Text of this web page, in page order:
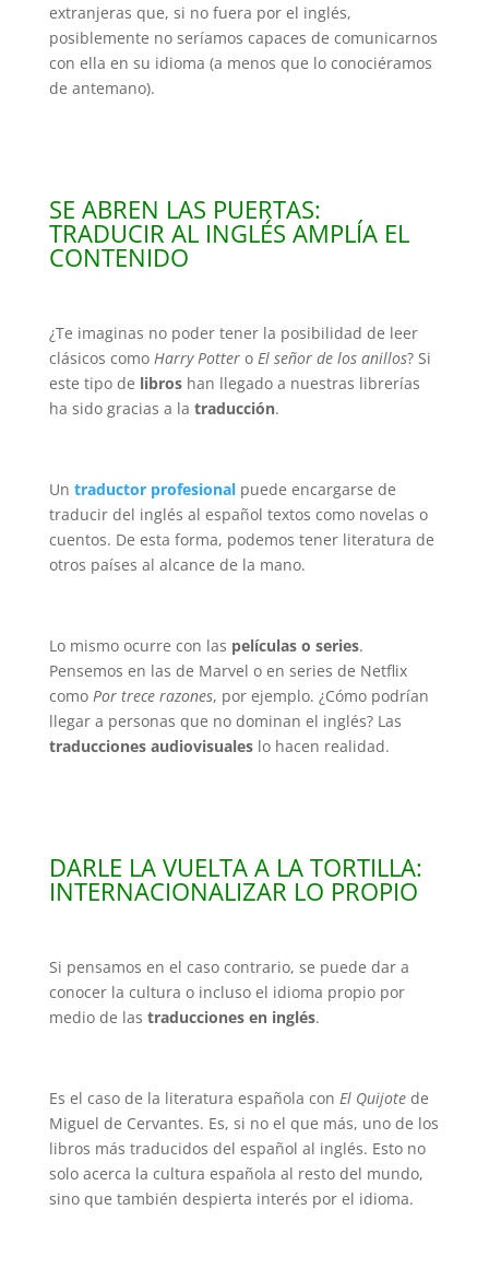
extranjeras que, si no fuera por el inglés,
posiblemente no seríamos capaces de comunicarnos
con ella en su idioma (a menos que lo conociéramos
de antemano).
SE ABREN LAS PUERTAS:
TRADUCIR AL INGLÉS AMPLÍA EL
CONTENIDO
¿Te imaginas no poder tener la posibilidad de leer
clásicos como Harry Pottero El señor de los anillos? Si
este tipo de libroshan llegado a nuestras librerías
ha sido gracias a la traducción.
Un traductor profesional puede encargarse de
traducir del inglés al español textos como novelas o
cuentos. De esta forma, podemos tener literatura de
otros países al alcance de la mano.
Lo mismo ocurre con las películas o series.
Pensemos en las de Marvel o en series de Netflix
como Por trece razones, por ejemplo. ¿Cómo podrían
llegar a personas que no dominan el inglés? Las
traducciones audiovisualeslo hacen realidad.
DARLE LA VUELTA A LA TORTILLA:
INTERNACIONALIZAR LO PROPIO
Si pensamos en el caso contrario, se puede dar a
conocer la cultura o incluso el idioma propio por
medio de las traducciones en inglés.
Es el caso de la literatura española con El Quijotede
Miguel de Cervantes. Es, si no el que más, uno de los
libros más traducidos del español al inglés. Esto no
solo acerca la cultura española al resto del mundo,
sino que también despierta interés por el idioma.